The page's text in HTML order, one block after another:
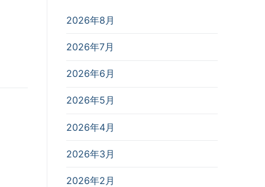
2026年8月
2026年7月
2026年6月
2026年5月
2026年4月
2026年3月
2026年2月